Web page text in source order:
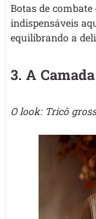
Botas de
indispensáveis
equilibrando a
3. A
O look: Tricô